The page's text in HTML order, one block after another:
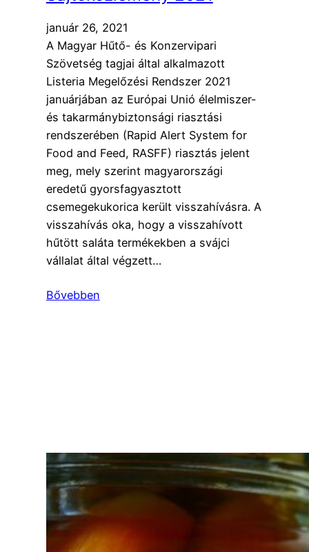
január 26, 2021
A Magyar Hűtő- és Konzervipari
Szövetség tagjai által alkalmazott
Listeria Megelőzési Rendszer 2021
januárjában az Európai Unió élelmiszer-
és takarmánybiztonsági riasztási
rendszerében (Rapid Alert System for
Food and Feed, RASFF) riasztás jelent
meg, mely szerint magyarországi
eredetű gyorsfagyasztott
csemegekukorica került visszahívásra. A
visszahívás oka, hogy a visszahívott
hűtött saláta termékekben a svájci
vállalat által végzett…
Bővebben